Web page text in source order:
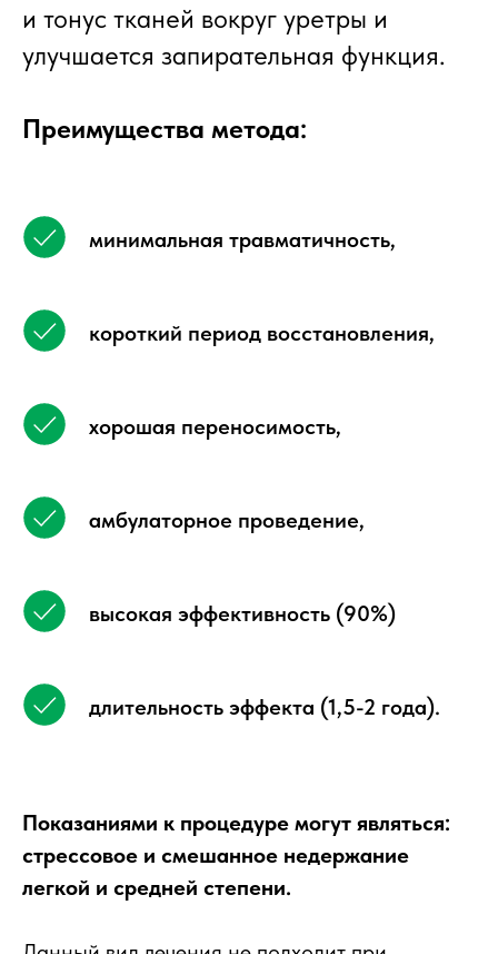
и тонус тканей вокруг уретры и
улучшается запирательная функция.
Преимущества метода:
минимальная травматичность,
короткий период восстановления,
хорошая переносимость,
амбулаторное проведение,
высокая эффективность (90%)
длительность эффекта (1,5-2 года).
Показаниями к процедуре могут являться:
стрессовое и смешанное недержание
легкой и средней степени.